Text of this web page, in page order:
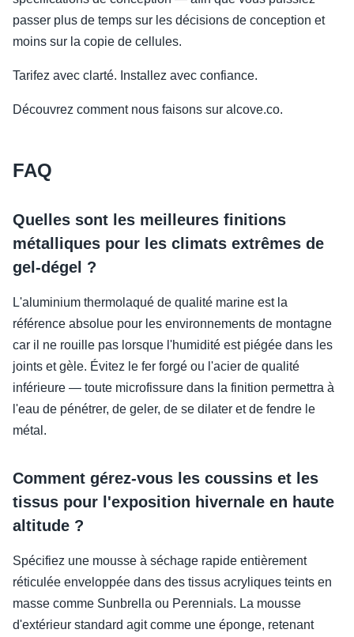
passer plus de temps sur les décisions de conception et
moins sur la copie de cellules.
Tarifez avec clarté. Installez avec confiance.
Découvrez comment nous faisons sur alcove.co.
FAQ
Quelles sont les meilleures finitions
métalliques pour les climats extrêmes de
gel-dégel ?
L'aluminium thermolaqué de qualité marine est la
référence absolue pour les environnements de montagne
car il ne rouille pas lorsque l'humidité est piégée dans les
joints et gèle. Évitez le fer forgé ou l'acier de qualité
inférieure — toute microfissure dans la finition permettra à
l'eau de pénétrer, de geler, de se dilater et de fendre le
métal.
Comment gérez-vous les coussins et les
tissus pour l'exposition hivernale en haute
altitude ?
Spécifiez une mousse à séchage rapide entièrement
réticulée enveloppée dans des tissus acryliques teints en
masse comme Sunbrella ou Perennials. La mousse
d'extérieur standard agit comme une éponge, retenant